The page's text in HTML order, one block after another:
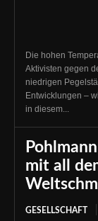
Die hohen
Aktivisten gegen
niedrigen
Entwicklungen –
in diesem...
mit all
GESELLSCHAFT